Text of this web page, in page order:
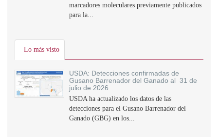
marcadores moleculares previamente publicados
para la...
Lo más visto
USDA: Detecciones confirmadas de
Gusano Barrenador del Ganado al 31 de
julio de 2026
USDA ha actualizado los datos de las
detecciones para el Gusano Barrenador del
Ganado (GBG) en los...